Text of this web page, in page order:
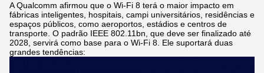
A Qualcomm afirmou que o Wi-Fi 8 terá o maior impacto em
fábricas inteligentes, hospitais, campi universitários, residências e
espaços públicos, como aeroportos, estádios e centros de
transporte. O padrão IEEE 802.11bn, que deve ser finalizado até
2028, servirá como base para o Wi-Fi 8. Ele suportará duas
grandes tendências: